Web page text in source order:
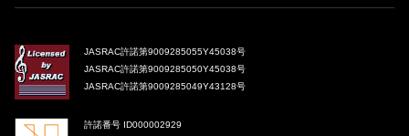
JASRAC許諾第9009285055Y45038号
JASRAC許諾第9009285050Y45038号
JASRAC許諾第9009285049Y43128号
許諾番号 ID000002929